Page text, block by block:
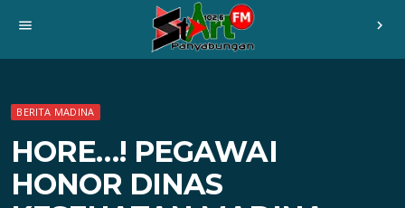
menu chevron_right
BERITA MADINA
HORE…! PEGAWAI
HONOR DINAS